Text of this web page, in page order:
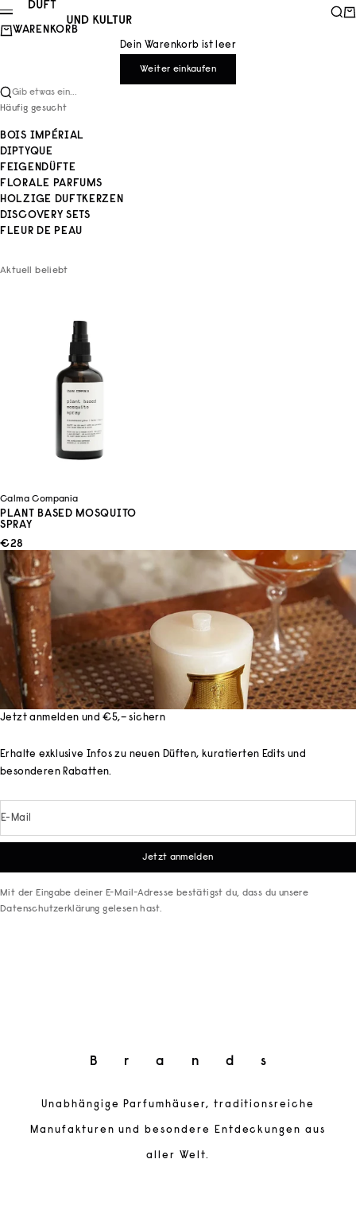
Zum Inhalt springen
Duft und Kultur
Menü
WARENKORB
Dein Warenkorb ist leer
Weiter einkaufen
Gib etwas ein...
Häufig gesucht
BOIS IMPÉRIAL
DIPTYQUE
FEIGENDÜFTE
FLORALE PARFUMS
HOLZIGE DUFTKERZEN
DISCOVERY SETS
FLEUR DE PEAU
Aktuell beliebt
Calma Compania
PLANT BASED MOSQUITO
SPRAY
ANGEBOT
€28
Jetzt anmelden und €5,– sichern
Erhalte exklusive Infos zu neuen Düften, kuratierten Edits und
besonderen Rabatten.
E-Mail
Jetzt anmelden
Mit der Eingabe deiner E-Mail-Adresse bestätigst du, dass du unsere
Datenschutzerklärung gelesen hast.
Brands
Unabhängige Parfumhäuser, traditionsreiche
Manufakturen und besondere Entdeckungen aus
aller Welt.